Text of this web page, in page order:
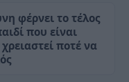
φέρνει το τέλος
που είναι
ποτέ να